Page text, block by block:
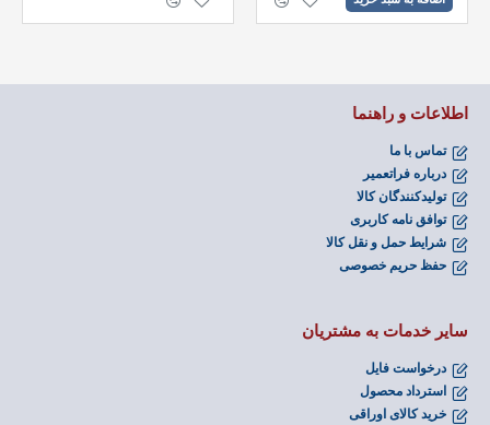
اطلاعات و راهنما
تماس با ما
درباره فراتعمیر
تولیدکنندگان کالا
توافق نامه کاربری
شرایط حمل و نقل کالا
حفظ حریم خصوصی
سایر خدمات به مشتریان
درخواست فایل
استرداد محصول
خرید کالای اوراقی